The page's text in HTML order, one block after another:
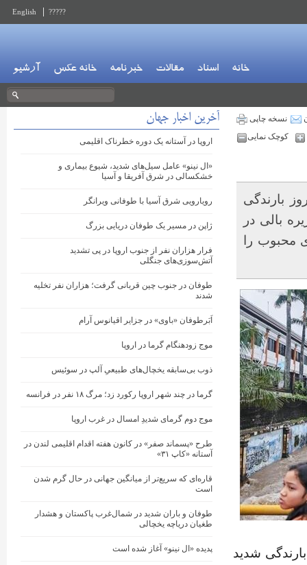
?????
English
خانه اسناد مقالات خبرنامه خانه عکس آرشیو
نسخه چاپی
کوچک نمایی
بارندگی
بالی در
محبوب را
شدید
آخرین اخبار جهان
اروپا در آستانه یک دوره خطرناک اقلیمی
«ال نینو» عامل سیل‌های شدید، شیوع بیماری و
خشکسالی در شرق آفریقا و آسیا
رویارویی شرق آسیا با طوفانی ویرانگر
ژاپن در مسیر یک طوفان دریایی بزرگ
فرار هزاران نفر از جنوب اروپا در پی تشدید
آتش‌سوزی‌های جنگلی
طوفان در جنوب چین قربانی گرفت؛ هزاران نفر تخلیه
شدند
اَبَرطوفان «باوی» در جزایر اقیانوس آرام
موج زودهنگام گرما در اروپا
ذوب بی‌سابقه یخچال‌های طبیعیِ آلپ در سوئیس
گرما در چند شهر اروپا رکورد زد؛ مرگ ۱۸ نفر در فرانسه
موج دوم گرمای شدیدِ امسال در غرب اروپا
طرح «پسماند صفر» در کانون هفته اقدام اقلیمی لندن در
آستانه «کاپ ۳۱»
قاره‌ای که سریع‌تر از میانگین جهانی در حال گرم شدن
است
طوفان و باران شدید در شمال‌غرب پاکستان و هشدار
طغیان دریاچه یخچالی
پدیده «ال نینو» آغاز شده است